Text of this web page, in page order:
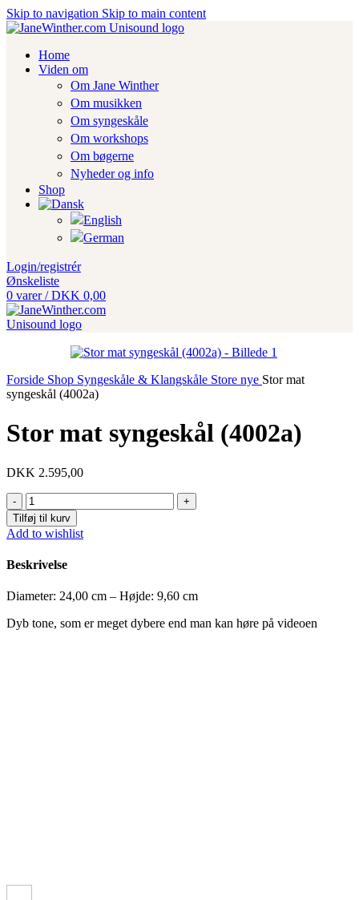
Skip to navigation Skip to main content
Home
Viden om
Om Jane Winther
Om musikken
Om syngeskåle
Om workshops
Om bøgerne
Nyheder og info
Shop
Login/registrér
Ønskeliste
0 varer / DKK 0,00
Forside Shop Syngeskåle & Klangskåle Store nye Stor mat
syngeskål (4002a)
Stor mat syngeskål (4002a)
DKK 2.595,00
Stor
mat
syngeskål
(4002a)
antal
Tilføj til kurv
Add to wishlist
Beskrivelse
Diameter: 24,00 cm – Højde: 9,60 cm
Dyb tone, som er meget dybere end man kan høre på videoen